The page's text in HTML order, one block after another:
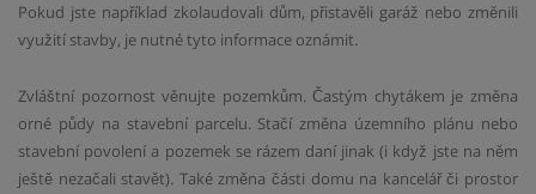
Pokud jste například zkolaudovali dům, přistavěli garáž nebo změnili
využití stavby, je nutné tyto informace oznámit.
Zvláštní pozornost věnujte pozemkům. Častým chytákem je změna
orné půdy na stavební parcelu. Stačí změna územního plánu nebo
stavební povolení a pozemek se rázem daní jinak (i když jste na něm
ještě nezačali stavět). Také změna části domu na kancelář či prostor